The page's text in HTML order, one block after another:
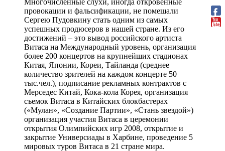
провокации и фальсификации, не помешали
Сергею Пудовкину стать одним из самых
успешных продюсеров в нашей стране. Из его
достижений – это вывод российского артиста
Витаса на Международный уровень, организация
более 200 концертов на крупнейших стадионах
Китая, Японии, Кореи, Тайланда (среднее
количество зрителей на каждом концерте 50
тыс.чел.), подписание рекламных контрактов с
Мерседес Китай, Кока-кола Корея, организация
съемок Витаса в Китайских блокбастерах
(«Мулан», «Создание Партии», «Стань звездой»)
организация участия Витаса в церемонии
открытия Олимпийских игр 2008, открытие и
закрытие Универсиады в Харбине, проведение 5
мировых туров Витаса в 21 стране мира.